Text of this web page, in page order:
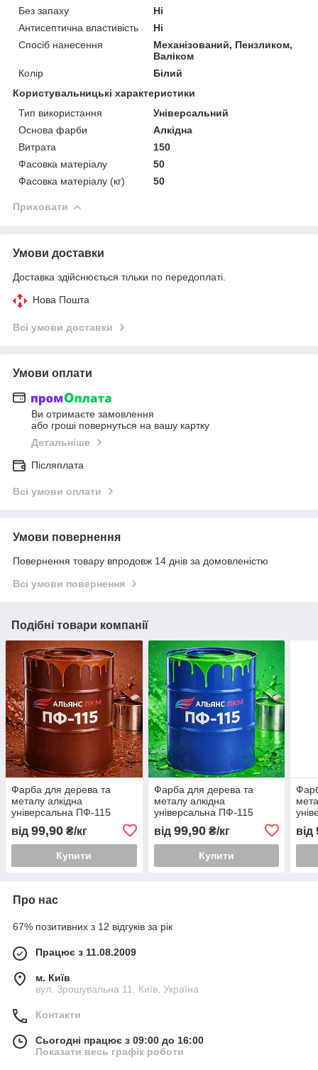
Без запаху
Ні
Антисептична властивість
Ні
Спосіб нанесення
Механізований, Пензликом,
Валіком
Колір
Білий
Користувальницькі характеристики
Тип використання
Універсальний
Основа фарби
Алкідна
Витрата
150
Фасовка матеріалу
50
Фасовка матеріалу (кг)
50
Приховати
Умови доставки
Доставка здійснюється тільки по передоплаті.
Нова Пошта
Всі умови доставки
Умови оплати
Ви отримаєте замовлення
або гроші повернуться на вашу картку
Детальніше
Післяплата
Всі умови оплати
Умови повернення
Повернення товару впродовж 14 днів за домовленістю
Всі умови повернення
Подібні товари компанії
Фарба для дерева та
металу алкідна
універсальна ПФ-115
від 99,90 ₴/кг
Купити
Фарба для дерева та
металу алкідна
універсальна ПФ-115
від 99,90₴/кг
Купити
від
Про нас
67% позитивних з 12 відгуків за рік
Працює з 11.08.2009
м. Київ
вул. Зрошувальна 11, Київ, Україна
Контакти
Сьогодні працює з 09:00 до 16:00
Показати весь графік роботи